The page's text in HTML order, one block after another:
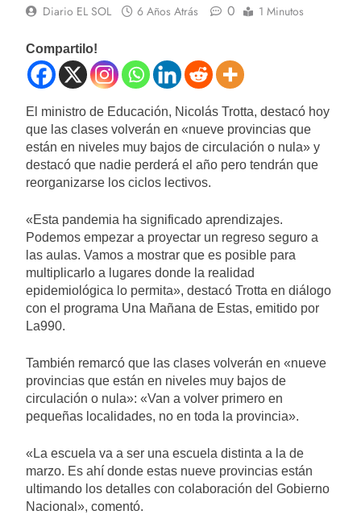
Diario EL SOL 6 Años Atrás 0 1 Minutos
Compartilo!
El ministro de Educación, Nicolás Trotta, destacó hoy
que las clases volverán en «nueve provincias que
están en niveles muy bajos de circulación o nula» y
destacó que nadie perderá el año pero tendrán que
reorganizarse los ciclos lectivos.
«Esta pandemia ha significado aprendizajes.
Podemos empezar a proyectar un regreso seguro a
las aulas. Vamos a mostrar que es posible para
multiplicarlo a lugares donde la realidad
epidemiológica lo permita», destacó Trotta en diálogo
con el programa Una Mañana de Estas, emitido por
La990.
También remarcó que las clases volverán en «nueve
provincias que están en niveles muy bajos de
circulación o nula»: «Van a volver primero en
pequeñas localidades, no en toda la provincia».
«La escuela va a ser una escuela distinta a la de
marzo. Es ahí donde estas nueve provincias están
ultimando los detalles con colaboración del Gobierno
Nacional», comentó.